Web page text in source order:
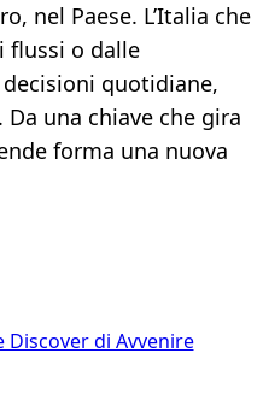
nel Paese. L’Italia che
flussi o dalle
quotidiane,
una chiave che gira
forma una nuova
Discover di Avvenire